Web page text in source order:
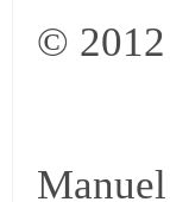
© 2012